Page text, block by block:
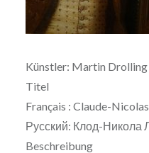
Künstler: Martin
Titel
Français : Claude-
Русский: Клод-Никола
Beschreibung